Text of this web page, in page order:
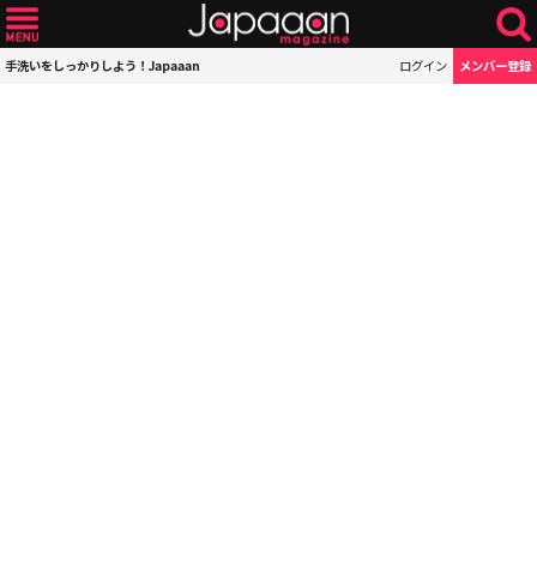
手洗いをしっかりしよう！Japaaan ログイン メンバー登録